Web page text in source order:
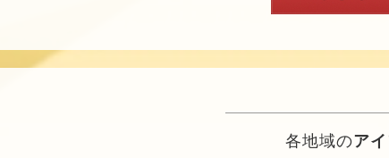
各地域のア